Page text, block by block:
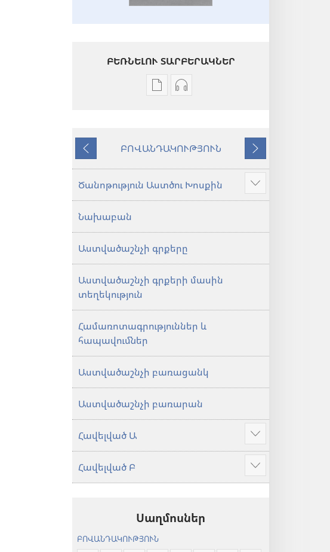
ԲԵՌՆԵԼՈՒ ՏԱՐԲԵՐԱԿՆԵՐ
Թվային
Աստվածաշունչ.
աշխարհ»
թարգմանություն
Աուդիոձայնագրությունները
Աստվածաշունչ.
«Նոր
թարգմանություն
(2024)
Նախորդ
ԲՈՎԱՆԴԱԿՈՒԹՅՈՒՆ
Հաջորդ
Ծանոթություն Աստծու Խոսքին
Ցույց
տալ
Նախաբան
Աստվածաշնչի գրքերը
Աստվածաշնչի գրքերի մասին
տեղեկություն
Համառոտագրություններ և
հապավումներ
Աստվածաշնչի բառացանկ
Աստվածաշնչի բառարան
Հավելված Ա
Ցույց
տալ
ավելին
Հավելված Բ
Ցույց
տալ
Սաղմոսներ
ԲՈՎԱՆԴԱԿՈՒԹՅՈՒՆ